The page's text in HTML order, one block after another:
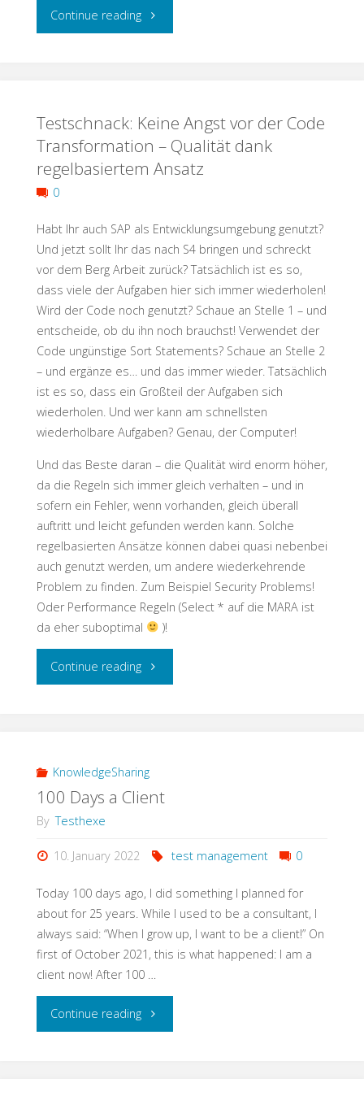
gleich
Continue reading"Ouch!
Right
Where
Hurts
Most!"
Testschnack: Keine Angst vor der Code
Transformation – Qualität dank
regelbasiertem Ansatz
0
Habt Ihr auch SAP als Entwicklungsumgebung genutzt?
Und jetzt sollt Ihr das nach S4 bringen und schreckt
vor dem Berg Arbeit zurück? Tatsächlich ist es so,
dass viele der Aufgaben hier sich immer wiederholen!
Wird der Code noch genutzt? Schaue an Stelle 1 – und
entscheide, ob du ihn noch brauchst! Verwendet der
Code ungünstige Sort Statements? Schaue an Stelle 2
– und ergänze es… und das immer wieder. Tatsächlich
ist es so, dass ein Großteil der Aufgaben sich
wiederholen. Und wer kann am schnellsten
wiederholbare Aufgaben? Genau, der Computer!
Und das Beste daran – die Qualität wird enorm höher,
da die Regeln sich immer gleich verhalten – und in
sofern ein Fehler, wenn vorhanden, gleich überall
auftritt und leicht gefunden werden kann. Solche
regelbasierten Ansätze können dabei quasi nebenbei
auch genutzt werden, um andere wiederkehrende
Problem zu finden. Zum Beispiel Security Problems!
Oder Performance Regeln (Select * auf die MARA ist
da eher suboptimal
)!
Continue reading"Testschnack:
vor
der
–
Qualität
dank
regelbasiertem
KnowledgeSharing
100 Days a Client
By Testhexe
10. January 2022 test management 0
Today 100 days ago, I did something I planned for
about for 25 years. While I used to be a consultant, I
always said: “When I grow up, I want to be a client!” On
first of October 2021, this is what happened: I am a
client now! After 100 …
Continue reading"100